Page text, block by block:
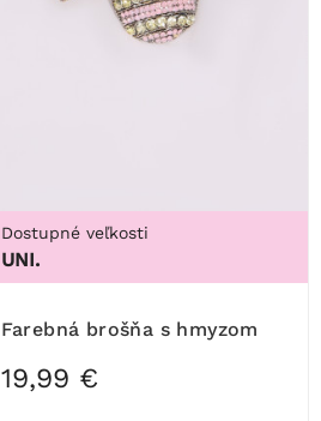
Dostupné veľkosti
UNI.
Farebná brošňa s hmyzom
19,99 €